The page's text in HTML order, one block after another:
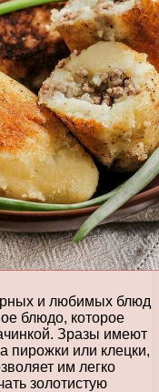
и любимых блюд
блюдо, которое
Зразы имеют
или клецки,
им легко
золотистую